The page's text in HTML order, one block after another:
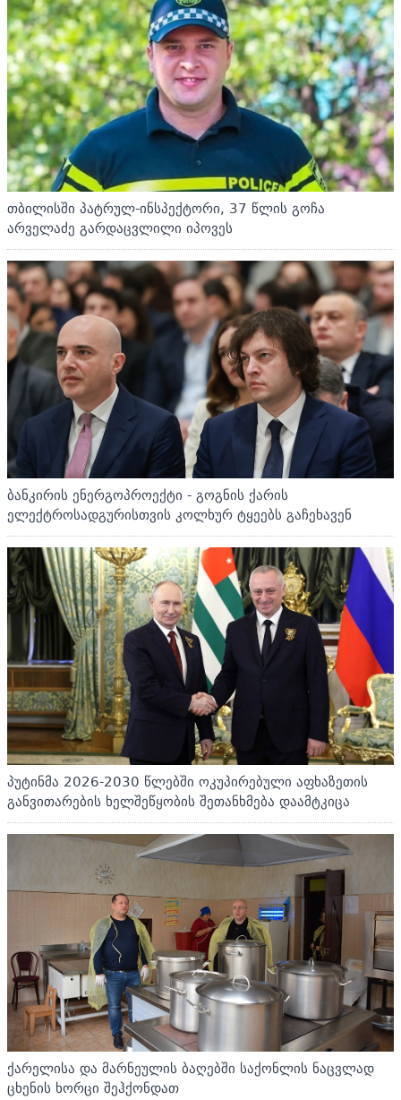
თბილისში პატრულ-ინსპექტორი, 37 წლის გოჩა
არველაძე გარდაცვლილი იპოვეს
ბანკირის ენერგოპროექტი - გოგნის ქარის
ელექტროსადგურისთვის კოლხურ ტყეებს გაჩეხავენ
პუტინმა 2026-2030 წლებში ოკუპირებული აფხაზეთის
განვითარების ხელშეწყობის შეთანხმება დაამტკიცა
ქარელისა და მარნეულის ბაღებში საქონლის ნაცვლად
ცხენის ხორცი შეჰქონდათ